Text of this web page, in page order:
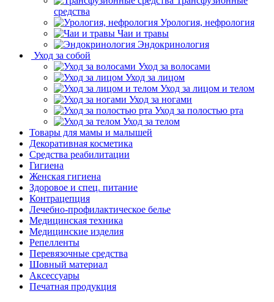
средства
Урология, нефрология
Чаи и травы
Эндокринология
Уход за собой
Уход за волосами
Уход за лицом
Уход за лицом и телом
Уход за ногами
Уход за полостью рта
Уход за телом
Товары для мамы и малышей
Декоративная косметика
Средства реабилитации
Гигиена
Женская гигиена
Здоровое и спец. питание
Контрацепция
Лечебно-профилактическое белье
Медицинская техника
Медицинские изделия
Репелленты
Перевязочные средства
Шовный материал
Аксессуары
Печатная продукция